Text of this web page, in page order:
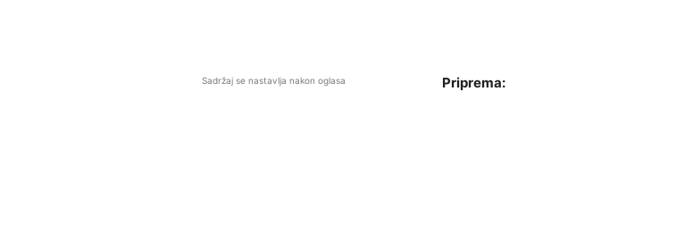
Sadržaj se nastavlja nakon oglasa Priprema: